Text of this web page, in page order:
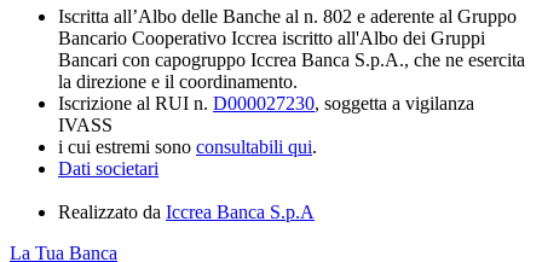
Iscritta all’Albo delle Banche al n. 802 e aderente al Gruppo
Bancario Cooperativo Iccrea iscritto all'Albo dei Gruppi
Bancari con capogruppo Iccrea Banca S.p.A., che ne esercita
la direzione e il coordinamento.
Iscrizione al RUI n. D000027230, soggetta a vigilanza
IVASS
i cui estremi sono consultabili qui.
Dati societari
Realizzato da Iccrea Banca S.p.A
La Tua Banca